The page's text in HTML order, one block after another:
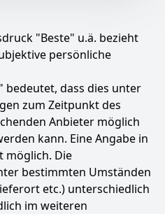
Greife blitzschnell
und Streaming-Dienste
erleben - Starte Netflix,
direkt per Tastendruck
dem integrierten VIDAA
intuitiv durch deine
übersichtlich und ganz ohne
- Lade eine breite
verfügbaren Apps herunter
bietet Zugang zu einer
jederzeit deine
"Beste" u.ä. bezieht
persönliche
dass dies unter
zum Zeitpunkt des
Anbieter möglich
kann. Eine Angabe in
möglich. Die
bestimmten Umständen
etc.) unterschiedlich
im weiteren